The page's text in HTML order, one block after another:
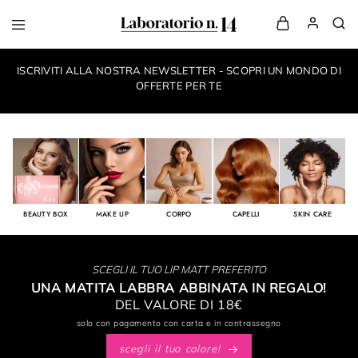
LaboratorioN14
your
make-
ISCRIVITI ALLA NOSTRA NEWSLETTER - SCOPRI UN MONDO DI
OFFERTE PER TE
BEAUTY BOX MAKE UP CORPO CAPELLI SKIN CARE
SCEGLI IL TUO LIP MATT PREFERITO
UNA MATITA LABBRA ABBINATA IN REGALO!
DEL VALORE DI 18€
solo con pagamento con carta e in contrassegno
scegli il tuo colore!